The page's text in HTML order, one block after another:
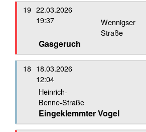
19 22.03.2026
19:37
Wennigser
Straße
Gasgeruch
18 18.03.2026
12:04
Heinrich-
Benne-Straße
Eingeklemmter Vogel